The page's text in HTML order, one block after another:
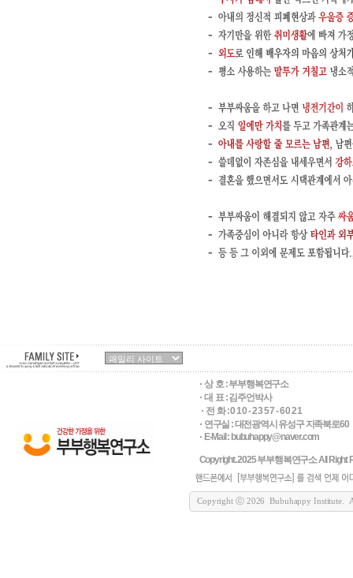
상 호 :부부행복연구소
대 표 : 김주언박사
전 화 : 0 1 0 - 2 3 5 7 - 6 0 2 1
연구실 : 대전광역시 유성구 지족북로60
E-Mail : bubuhappy@naver.com
Copyright. 2025 부부행복연구소 All Right
Copyright ⓒ 2026 Bubuhappy Institute.